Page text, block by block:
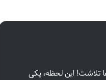
تلاشت! این لحظه، یکی